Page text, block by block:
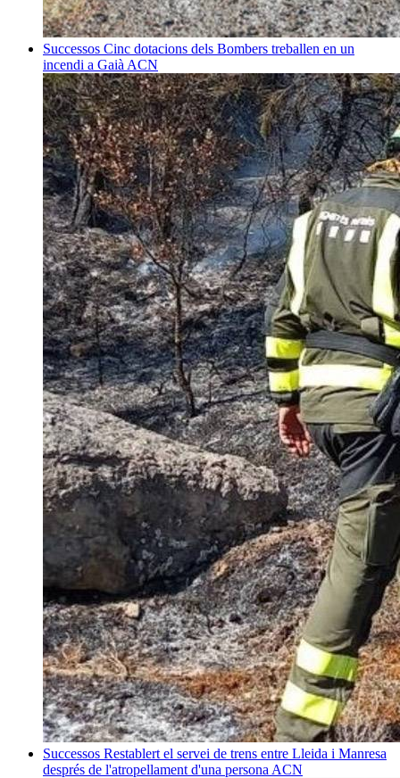
Successos Cinc dotacions dels Bombers treballen en un
incendi a Gaià ACN
Successos Restablert el servei de trens entre Lleida i Manresa
després de l'atropellament d'una persona ACN